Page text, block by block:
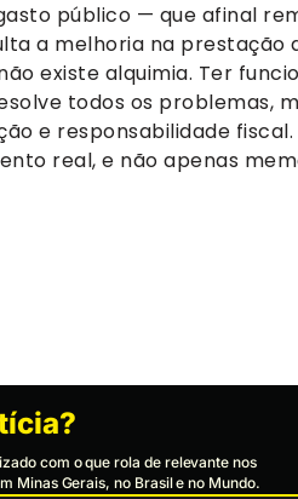
público — que afinal
a melhoria na prestação
existe alquimia. Ter
todos os problemas,
e responsabilidade
real, e não apenas
com o que rola de relevante nos
Minas Gerais, no Brasil e no Mundo.